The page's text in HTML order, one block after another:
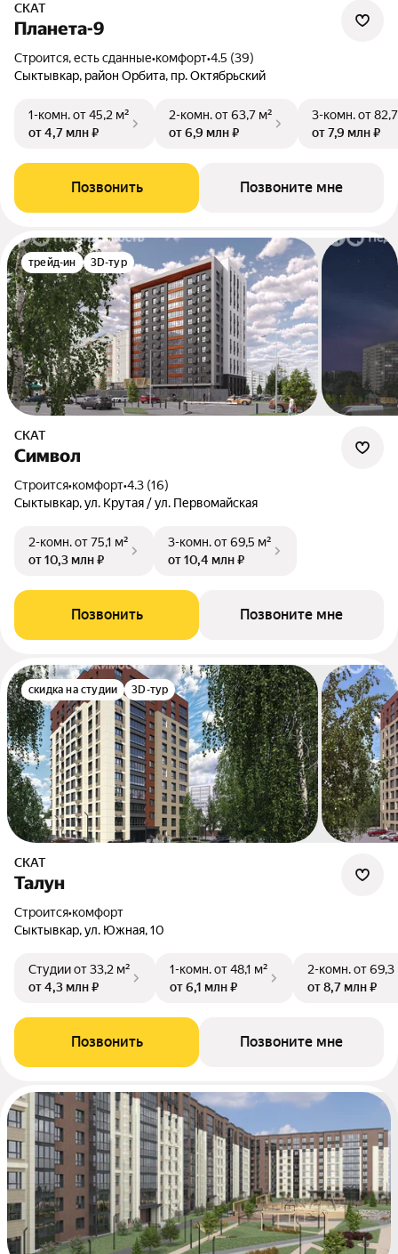
СКАТ
Планета-9
Строится, есть сданные•комфорт•4.5 (39)
Сыктывкар, район Орбита, пр. Октябрьский
1-комн.от 45,2 м²
от 4,7 млн ₽
2-комн.от 63,7 м²
от 6,9 млн ₽
3-комн.от
от 7,9 млн ₽
Позвонить Позвоните мне
трейд-ин 3D-тур
СКАТ
Символ
Строится•комфорт•4.3 (16)
Сыктывкар, ул. Крутая / ул. Первомайская
2-комн.от 75,1 м²
от 10,3 млн ₽
3-комн.от 69,5 м²
от 10,4 млн ₽
Позвонить Позвоните мне
скидка на студии 3D-тур
СКАТ
Талун
Строится•комфорт
Сыктывкар, ул. Южная, 10
Студииот 33,2 м²
от 4,3 млн ₽
1-комн.от 48,1 м²
от 6,1 млн ₽
2-комн.от 69,3
от 8,7 млн ₽
Позвонить Позвоните мне